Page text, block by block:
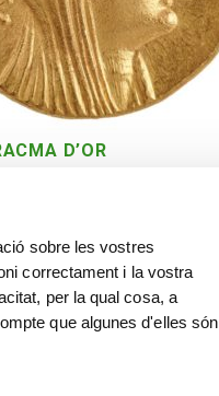
sobre les vostres
correctament i la vostra
per la qual cosa, a
que algunes d'elles són
D’OR
©️ Salvador